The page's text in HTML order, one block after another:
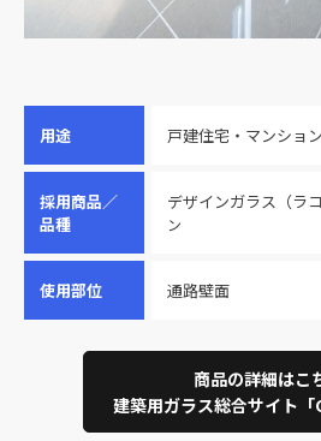
用途 戸建住宅・マンション
採用商品／
品種
デザインガラス（ラ
ン
使用部位 通路壁面
商品の詳細はこ
建築用ガラス総合サイト